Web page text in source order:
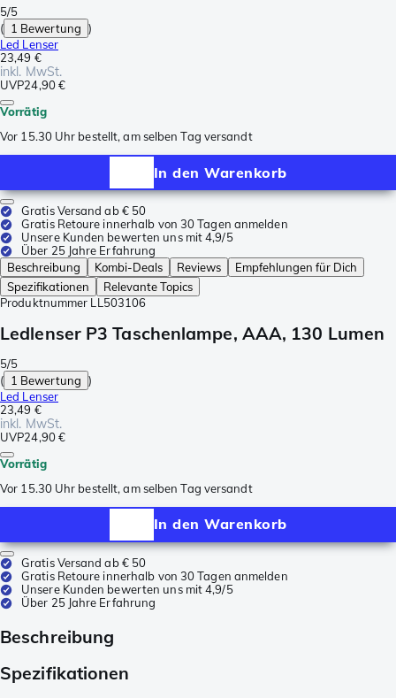
5/5
( 1 Bewertung )
Led Lenser
23,49 €
inkl. MwSt.
UVP24,90 €
Vorrätig
Vor 15.30 Uhr bestellt, am selben Tag versandt
In den Warenkorb
Gratis Versand ab € 50
Gratis Retoure innerhalb von 30 Tagen anmelden
Unsere Kunden bewerten uns mit 4,9/5
Über 25 Jahre Erfahrung
Beschreibung
Kombi-Deals Reviews
Empfehlungen für Dich
Spezifikationen
Relevante Topics
Produktnummer LL503106
Ledlenser P3 Taschenlampe, AAA, 130 Lumen
5/5
( 1 Bewertung )
Led Lenser
23,49 €
inkl. MwSt.
UVP24,90 €
Vorrätig
Vor 15.30 Uhr bestellt, am selben Tag versandt
In den Warenkorb
Gratis Versand ab € 50
Gratis Retoure innerhalb von 30 Tagen anmelden
Unsere Kunden bewerten uns mit 4,9/5
Über 25 Jahre Erfahrung
Beschreibung
Spezifikationen